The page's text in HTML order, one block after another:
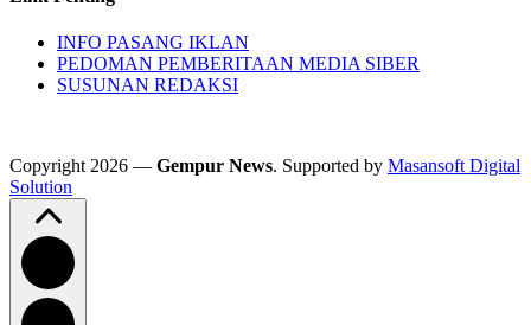
INFO PASANG IKLAN
PEDOMAN PEMBERITAAN MEDIA SIBER
SUSUNAN REDAKSI
Copyright 2026 — Gempur News. Supported by Masansoft Digital
Solution